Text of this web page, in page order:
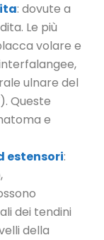
: dovute a
Le più
volare e
ulnare del
Queste
e
estensori:
dei tendini
della